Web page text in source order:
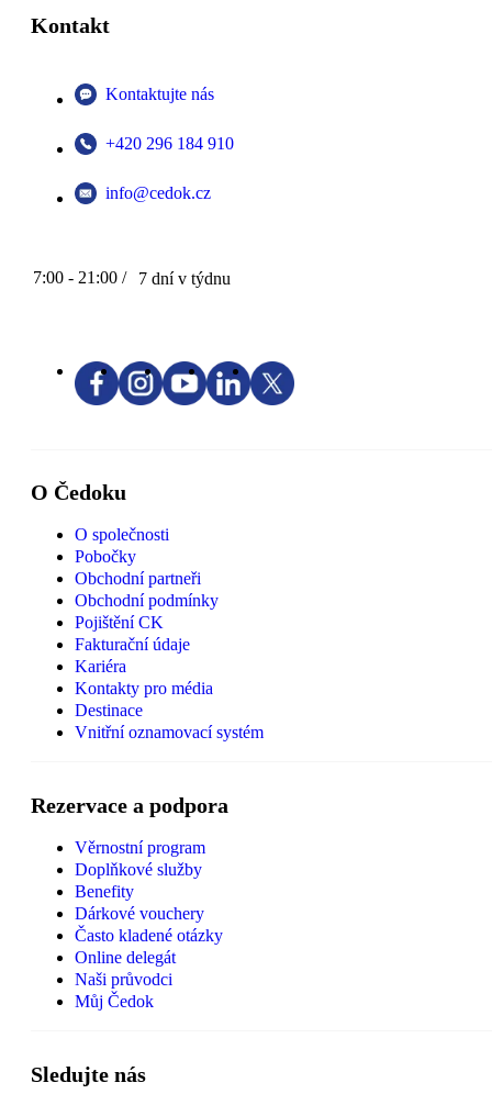
Kontakt
Kontaktujte nás
+420 296 184 910
info@cedok.cz
7:00 - 21:00 / 7 dní v týdnu
O Čedoku
O společnosti
Pobočky
Obchodní partneři
Obchodní podmínky
Pojištění CK
Fakturační údaje
Kariéra
Kontakty pro média
Destinace
Vnitřní oznamovací systém
Rezervace a podpora
Věrnostní program
Doplňkové služby
Benefity
Dárkové vouchery
Často kladené otázky
Online delegát
Naši průvodci
Můj Čedok
Sledujte nás